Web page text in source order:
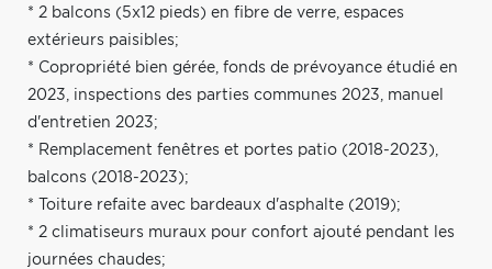
* 2 balcons (5x12 pieds) en fibre de verre, espaces
extérieurs paisibles;
* Copropriété bien gérée, fonds de prévoyance étudié en
2023, inspections des parties communes 2023, manuel
d'entretien 2023;
* Remplacement fenêtres et portes patio (2018-2023),
balcons (2018-2023);
* Toiture refaite avec bardeaux d'asphalte (2019);
* 2 climatiseurs muraux pour confort ajouté pendant les
journées chaudes;